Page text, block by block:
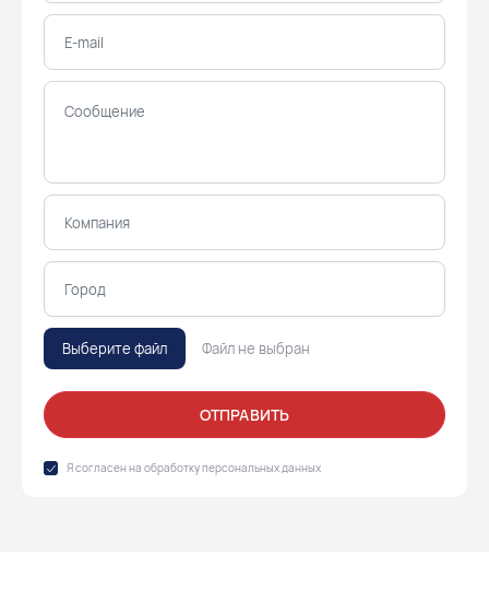
Выберите файл Файл не выбран
ОТПРАВИТЬ
Я согласен на обработкуперсональных данных